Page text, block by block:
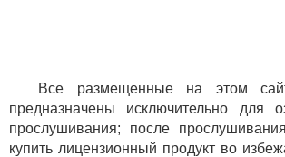
Все размещенные на этом
предназначены исключительно для
прослушивания; после
купить лицензионный продукт во